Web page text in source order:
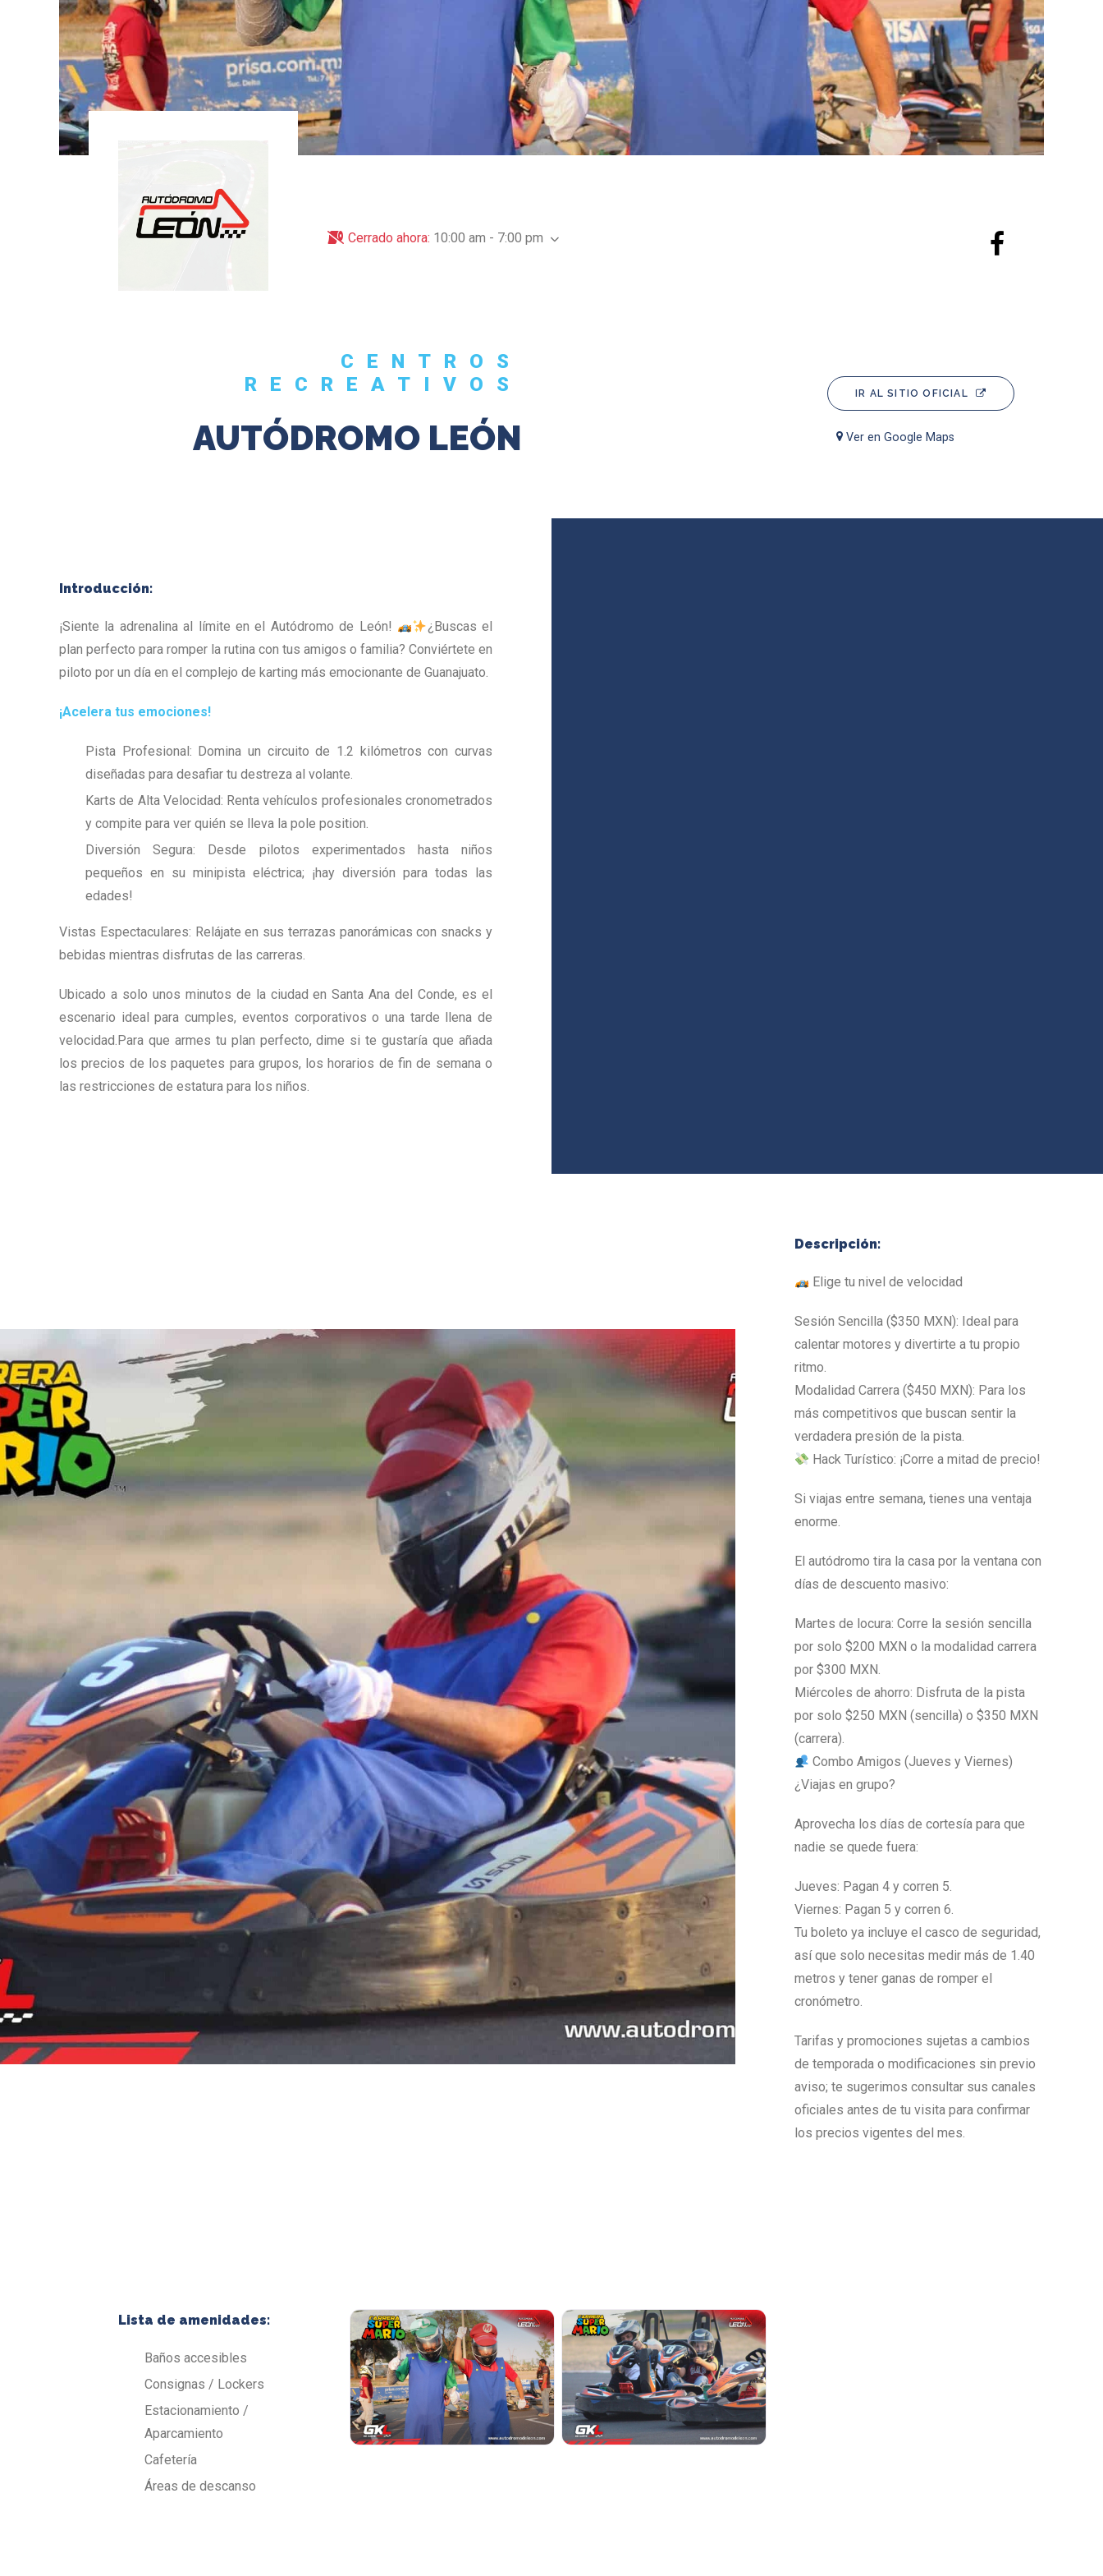
Cerrado ahora: 10:00 am - 7:00 pm
CENTROS
RECREATIVOS
AUTÓDROMO LEÓN
IR AL SITIO OFICIAL
Ver en Google Maps
Introducción:
¡Siente la adrenalina al límite en el Autódromo de León!
¿Buscas el
plan perfecto para romper la rutina con tus amigos o familia? Conviértete en
piloto por un día en el complejo de karting más emocionante de Guanajuato.
¡Acelera tus emociones!
Pista Profesional: Domina un circuito de 1.2 kilómetros con curvas
diseñadas para desafiar tu destreza al volante.
Karts de Alta Velocidad: Renta vehículos profesionales cronometrados
y compite para ver quién se lleva la pole position.
Diversión Segura: Desde pilotos experimentados hasta niños
pequeños en su minipista eléctrica; ¡hay diversión para todas las
edades!
Vistas Espectaculares: Relájate en sus terrazas panorámicas con snacks y
bebidas mientras disfrutas de las carreras.
Ubicado a solo unos minutos de la ciudad en Santa Ana del Conde, es el
escenario ideal para cumples, eventos corporativos o una tarde llena de
velocidad.Para que armes tu plan perfecto, dime si te gustaría que añada
los precios de los paquetes para grupos, los horarios de fin de semana o
las restricciones de estatura para los niños.
Descripción:
Elige tu nivel de velocidad
Sesión Sencilla ($350 MXN): Ideal para
calentar motores y divertirte a tu propio
ritmo.
Modalidad Carrera ($450 MXN): Para los
más competitivos que buscan sentir la
verdadera presión de la pista.
Hack Turístico: ¡Corre a mitad de precio!
Si viajas entre semana, tienes una ventaja
enorme.
El autódromo tira la casa por la ventana con
días de descuento masivo:
Martes de locura: Corre la sesión sencilla
por solo $200 MXN o la modalidad carrera
por $300 MXN.
Miércoles de ahorro: Disfruta de la pista
por solo $250 MXN (sencilla) o $350 MXN
(carrera).
Combo Amigos (Jueves y Viernes)
¿Viajas en grupo?
Aprovecha los días de cortesía para que
nadie se quede fuera:
Jueves: Pagan 4 y corren 5.
Viernes: Pagan 5 y corren 6.
Tu boleto ya incluye el casco de seguridad,
así que solo necesitas medir más de 1.40
metros y tener ganas de romper el
cronómetro.
Tarifas y promociones sujetas a cambios
de temporada o modificaciones sin previo
aviso; te sugerimos consultar sus canales
oficiales antes de tu visita para confirmar
los precios vigentes del mes.
Lista de amenidades:
Baños accesibles
Consignas / Lockers
Estacionamiento /
Aparcamiento
Cafetería
Áreas de descanso